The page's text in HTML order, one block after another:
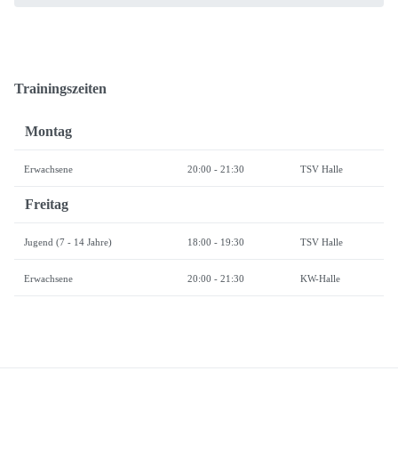
Trainingszeiten
Montag
Erwachsene 20:00 - 21:30 TSV Halle
Freitag
Jugend (7 - 14 Jahre) 18:00 - 19:30 TSV Halle
Erwachsene 20:00 - 21:30 KW-Halle